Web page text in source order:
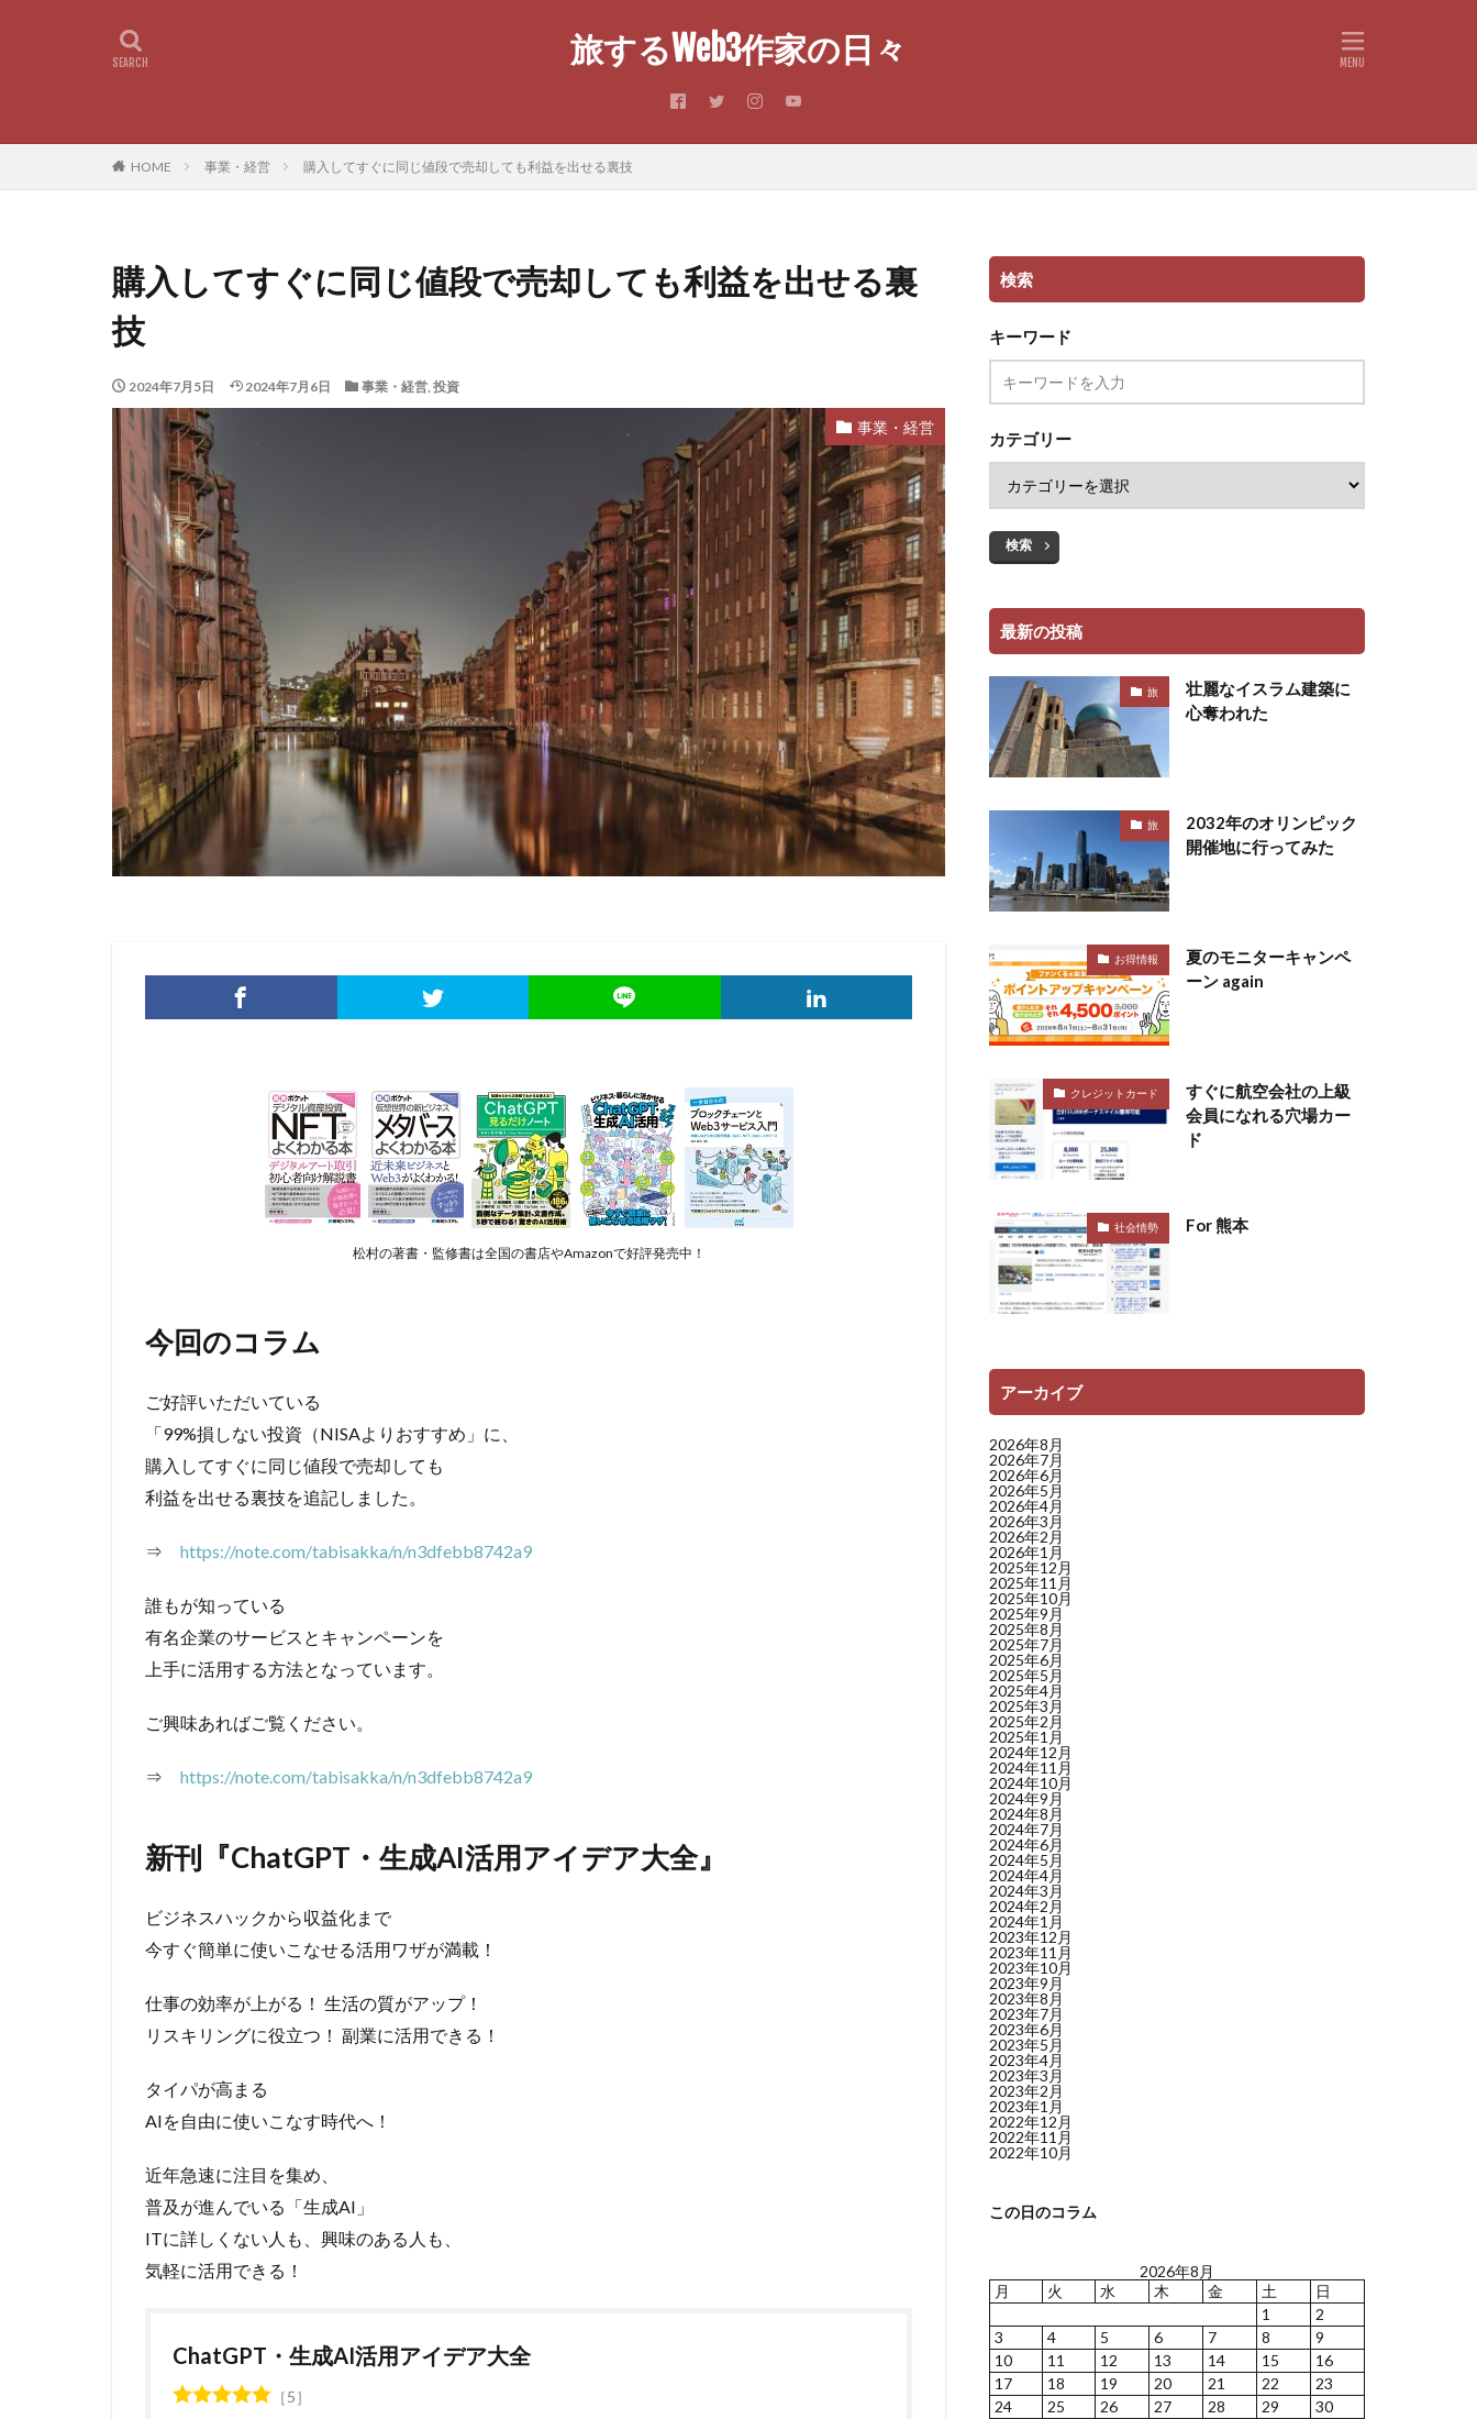
旅するWeb3作家の日々
HOME 事業・経営 購入してすぐに同じ値段で売却しても利益を出せる裏技
購入してすぐに同じ値段で売却しても利益を出せる裏
技
2024年7月5日 2024年7月6日 事業・経営, 投資
事業・経営
松村の著書・監修書は全国の書店やAmazonで好評発売中！
今回のコラム
ご好評いただいている
「99%損しない投資（NISAよりおすすめ」に、
購入してすぐに同じ値段で売却しても
利益を出せる裏技を追記しました。
⇒ https://note.com/tabisakka/n/n3dfebb8742a9
誰もが知っている
有名企業のサービスとキャンペーンを
上手に活用する方法となっています。
ご興味あればご覧ください。
⇒ https://note.com/tabisakka/n/n3dfebb8742a9
新刊『ChatGPT・生成AI活用アイデア大全』
ビジネスハックから収益化まで
今すぐ簡単に使いこなせる活用ワザが満載！
仕事の効率が上がる！ 生活の質がアップ！
リスキリングに役立つ！ 副業に活用できる！
タイパが高まる
AIを自由に使いこなす時代へ！
近年急速に注目を集め、
普及が進んでいる「生成AI」
ITに詳しくない人も、興味のある人も、
気軽に活用できる！
ChatGPT・生成AI活用アイデア大全
5
検索
キーワード
カテゴリー
検索
最新の投稿
旅
壮麗なイスラム建築に
心奪われた
旅
2032年のオリンピック
開催地に行ってみた
お得情報
夏のモニターキャンペ
ーン again
クレジットカード
すぐに航空会社の上級
会員になれる穴場カー
ド
社会情勢 For 熊本
アーカイブ
2026年8月
2026年7月
2026年6月
2026年5月
2026年4月
2026年3月
2026年2月
2026年1月
2025年12月
2025年11月
2025年10月
2025年9月
2025年8月
2025年7月
2025年6月
2025年5月
2025年4月
2025年3月
2025年2月
2025年1月
2024年12月
2024年11月
2024年10月
2024年9月
2024年8月
2024年7月
2024年6月
2024年5月
2024年4月
2024年3月
2024年2月
2024年1月
2023年12月
2023年11月
2023年10月
2023年9月
2023年8月
2023年7月
2023年6月
2023年5月
2023年4月
2023年3月
2023年2月
2023年1月
2022年12月
2022年11月
2022年10月
この日のコラム
2026年8月
月
火 水 木 金 土
日
1
2
3
4 5 6 7 8
9
10
11 12 13 14 15
16
17
18 19 20 21 22
23
24
25 26 27 28 29
30